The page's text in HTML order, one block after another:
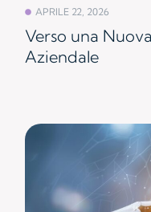
APRILE 22, 2026
Verso una
Aziendale